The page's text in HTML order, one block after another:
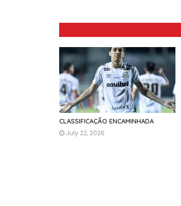
CLASSIFICAÇÃO ENCAMINHADA
July 22, 2026